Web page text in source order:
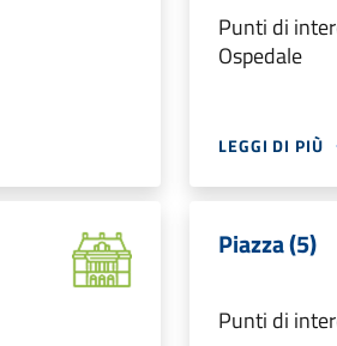
Punti di
Ospedale
LEGGI DI PIÙ
Piazza (5)
Punti di